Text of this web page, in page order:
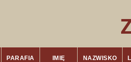
PARAFIA IMIĘ NAZWISKO